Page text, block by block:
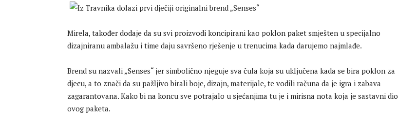
Mirela, također dodaje da su svi proizvodi koncipirani kao poklon paket smješten u specijalno
dizajniranu ambalažu i time daju savršeno rješenje u trenucima kada darujemo najmlađe.
Brend su nazvali „Senses“ jer simbolično njeguje sva čula koja su uključena kada se bira poklon za
djecu, a to znači da su pažljivo birali boje, dizajn, materijale, te vodili računa da je igra i zabava
zagarantovana. Kako bi na koncu sve potrajalo u sjećanjima tu je i mirisna nota koja je sastavni dio
ovog paketa.